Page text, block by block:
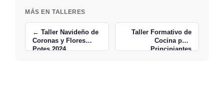
MÁS EN TALLERES
← Taller Navideño de
Coronas y Flores
Potes 2024
Taller Formativo de
Cocina para
Principiantes